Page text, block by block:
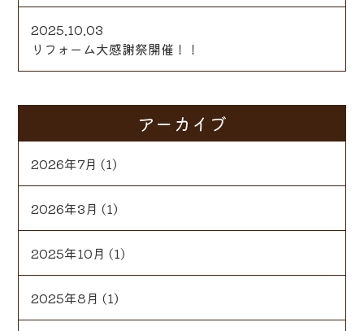
2025.10.03
リフォーム大感謝祭開催！！
アーカイブ
2026年7月 (1)
2026年3月 (1)
2025年10月 (1)
2025年8月 (1)